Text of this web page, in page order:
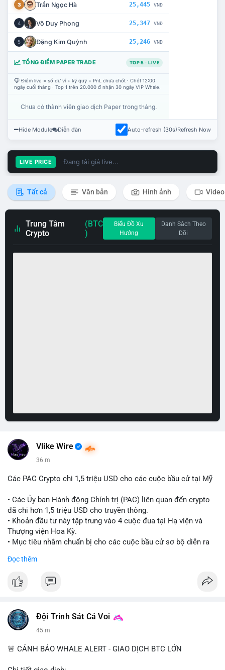
3 Trần Ngọc Hà 25,445 VNĐ
4 Võ Duy Phong 25,347 VNĐ
5 Đặng Kim Quỳnh 25,246 VNĐ
TỔNG ĐIỂM PAPER TRADE TOP 5 · LIVE
Điểm live = số dư ví + ký quỹ + PnL chưa chốt · Chốt 12:00
ngày cuối tháng · Top 1 trên 20.000 đ nhận 30 ngày VIP Whale.
Chưa có thành viên giao dịch Paper trong tháng.
Hide Module Diễn đàn Auto-refresh (30s)Refresh Now
LIVE PRICE Đang tải giá live...
Tất cả Văn bản Hình ảnh Video
Trung Tâm
Crypto
(BTC
)
Biểu Đồ Xu
Hướng
Danh Sách Theo
Dõi
Vlike Wire
36 m
Các PAC Crypto chi 1,5 triệu USD cho các cuộc bầu cử tại Mỹ
• Các Ủy ban Hành động Chính trị (PAC) liên quan đến crypto
đã chi hơn 1,5 triệu USD cho truyền thông.
• Khoản đầu tư này tập trung vào 4 cuộc đua tại Hạ viện và
Thượng viện Hoa Kỳ.
• Mục tiêu nhằm chuẩn bị cho các cuộc bầu cử sơ bộ diễn ra
#vlikevn #titanbot
Đọc thêm
Đội Trinh Sát Cá Voi
45 m
🚨 CẢNH BÁO WHALE ALERT - GIAO DỊCH BTC LỚN